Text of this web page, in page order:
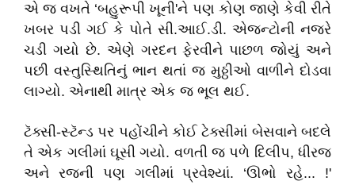
એ જ વખતે ‘બહુરૂપી ખૂની'ને પણ કોણ જાણે કેવી રીતે
ખબર પડી ગઈ કે પોતે સી.આઈ.ડી. એજન્ટોની નજરે
ચડી ગયો છે. એણે ગરદન ફેરવીને પાછળ જોયું અને
પછી વસ્તુસ્થિતિનું ભાન થતાં જ મુઠ્ઠીઓ વાળીને દોડવા
લાગ્યો. એનાથી માત્ર એક જ ભૂલ થઈ.
ટૅક્સી-સ્ટૅન્ડ પર પહોંચીને કોઈ ટેક્સીમાં બેસવાને બદલે
તે એક ગલીમાં ઘૂસી ગયો. વળતી જ પળે દિલીપ, ધીરજ
અને રજની પણ ગલીમાં પ્રવેશ્યાં. ‘ઊભો રહે... !'